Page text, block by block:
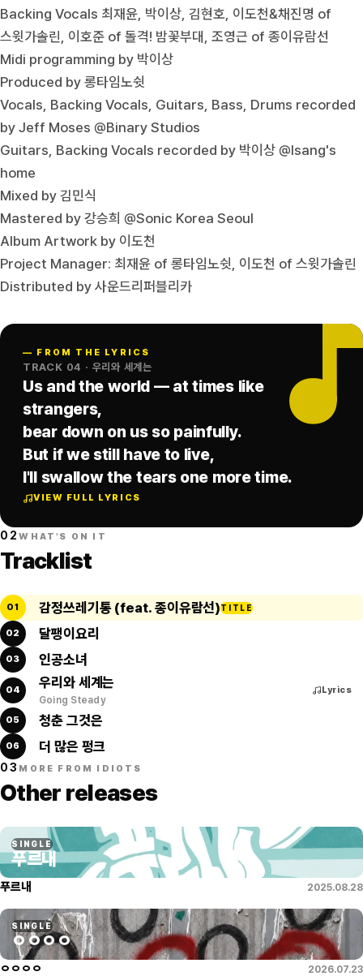
Backing Vocals 최재윤, 박이상, 김현호, 이도천&채진명 of
스윗가솔린, 이호준 of 돌격! 밤꽃부대, 조영근 of 종이유람선
Midi programming by 박이상
Produced by 롱타임노쉿
Vocals, Backing Vocals, Guitars, Bass, Drums recorded
by Jeff Moses @Binary Studios
Guitars, Backing Vocals recorded by 박이상 @Isang's
home
Mixed by 김민식
Mastered by 강승희 @Sonic Korea Seoul
Album Artwork by 이도천
Project Manager: 최재윤 of 롱타임노쉿, 이도천 of 스윗가솔린
Distributed by 사운드리퍼블리카
— FROM THE LYRICS
TRACK 04 · 우리와 세계는
Us and the world — at times like
strangers,
bear down on us so painfully.
But if we still have to live,
I'll swallow the tears one more time.
VIEW FULL LYRICS
02WHAT'S ON IT
Tracklist
01 감정쓰레기통 (feat. 종이유람선)TITLE
02 달팽이요리
03 인공소녀
04 우리와 세계는
Going Steady
Lyrics
우리와 세계는Lyrics
Us and the world — at times like strangers,
bear down on us so painfully.
But if we still have to live,
I'll swallow the tears one more time.
Not an inch of tomorrow can be seen,
but if we still have to carry on,
I don't want to open my eyes,
but it's not that I want to die.
Even if this world
Us and the world — at times like strangers,
bear down on us so painfully.
But if we still have to live,
05 청춘 그것은
06 더 많은 펑크
03 MORE FROM IDIOTS
Other releases
SINGLE
푸르내
푸르내 2025.08.28
SINGLE
ㅇㅇㅇㅇ
ㅇㅇㅇㅇ 2026.07.23